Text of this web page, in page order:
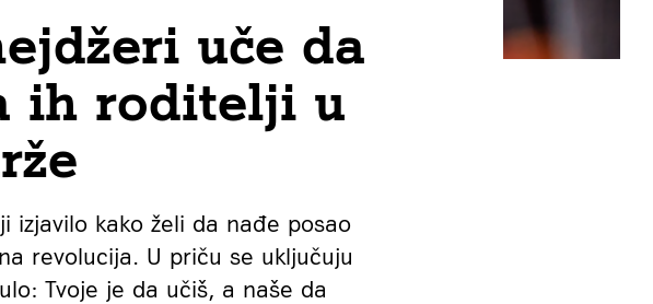
uče da
ih roditelji u
izjavilo kako želi da nađe posao
revolucija. U priču se uključuju
Tvoje je da učiš, a naše da